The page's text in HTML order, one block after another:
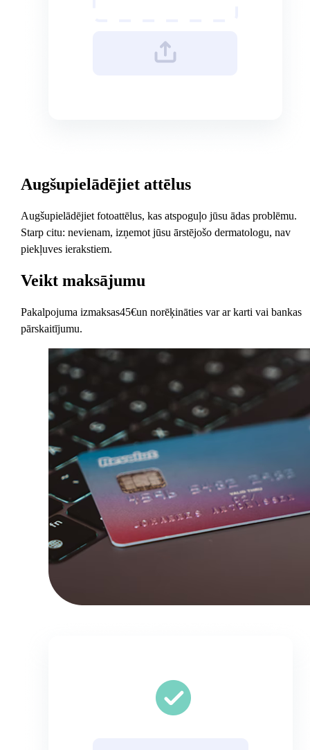
Augšupielādējiet attēlus
Augšupielādējiet fotoattēlus, kas atspoguļo jūsu ādas problēmu.
Starp citu: nevienam, izņemot jūsu ārstējošo dermatologu, nav
piekļuves ierakstiem.
Veikt maksājumu
Pakalpojuma izmaksas45€un norēķināties var ar karti vai bankas
pārskaitījumu.